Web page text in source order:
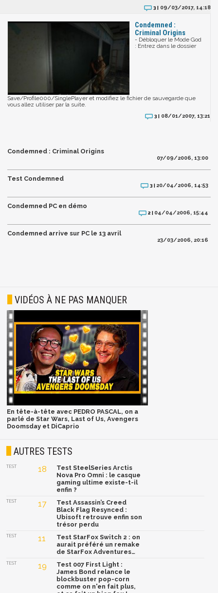
3 | 09/03/2017, 14:18
Condemned :
Criminal Origins
- Débloquer le Mode God
: Entrez dans le dossier
Save/Profile000/SinglePlayer et modifiez le fichier de sauvegarde que
vous allez utiliser par la suite.
3 | 08/01/2007, 13:21
Condemned : Criminal Origins
07/09/2006, 13:00
Test Condemned
3 | 20/04/2006, 14:53
Condemned PC en démo
2 | 04/04/2006, 15:44
Condemned arrive sur PC le 13 avril
23/03/2006, 20:16
VIDÉOS À NE PAS MANQUER
En tête-à-tête avec PEDRO PASCAL, on a
parlé de Star Wars, Last of Us, Avengers
Doomsday et DiCaprio
AUTRES TESTS
TEST 18
Test SteelSeries Arctis
Nova Pro Omni : le casque
gaming ultime existe-t-il
enfin ?
TEST 17
Test Assassin’s Creed
Black Flag Resynced :
Ubisoft retrouve enfin son
trésor perdu
TEST 11
Test StarFox Switch 2 : on
aurait préféré un remake
de StarFox Adventures…
TEST 19
Test 007 First Light :
James Bond relance le
blockbuster pop-corn
comme on n'en fait plus,